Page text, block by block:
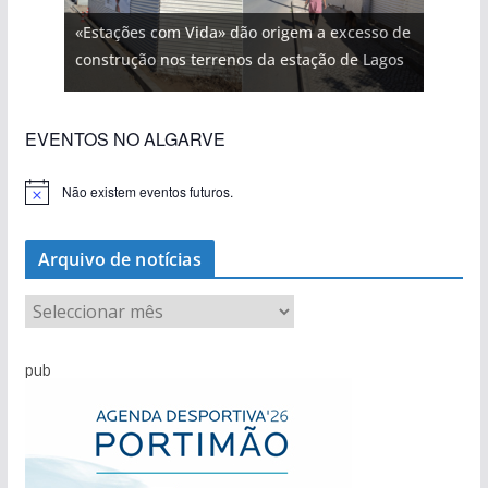
«Estações com Vida» dão origem a excesso de
construção nos terrenos da estação de Lagos
EVENTOS NO ALGARVE
Não existem eventos futuros.
Arquivo de notícias
r
q
pub